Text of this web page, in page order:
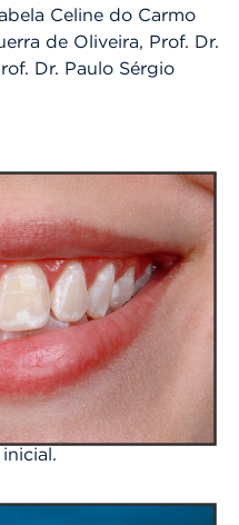
Celine do Carmo
de Oliveira, Prof. Dr.
Dr. Paulo Sérgio